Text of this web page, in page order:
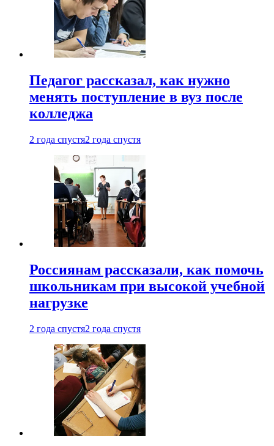
Педагог рассказал, как нужно
менять поступление в вуз после
колледжа
2 года спустя2 года спустя
Россиянам рассказали, как помочь
школьникам при высокой учебной
нагрузке
2 года спустя2 года спустя